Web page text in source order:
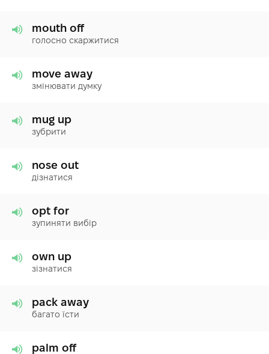
mouth off
голосно скаржитися
move away
змінювати думку
mug up
зубрити
nose out
дізнатися
opt for
зупиняти вибір
own up
зізнатися
pack away
багато їсти
palm off